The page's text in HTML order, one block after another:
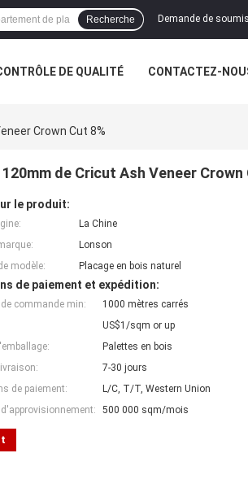
Demande de
Recherche
DE QUALITÉ CONTACTEZ-
Crown Cut 8%
de Cricut Ash Veneer Crown
le produit:
La Chine
Lonson
modèle:
Placage en bois naturel
de paiement et expédition:
commande min:
1000 mètres carrés
US$1/sqm or up
Palettes en bois
7-30 jours
de paiement:
L/C, T/T, Western Union
500 000 sqm/mois